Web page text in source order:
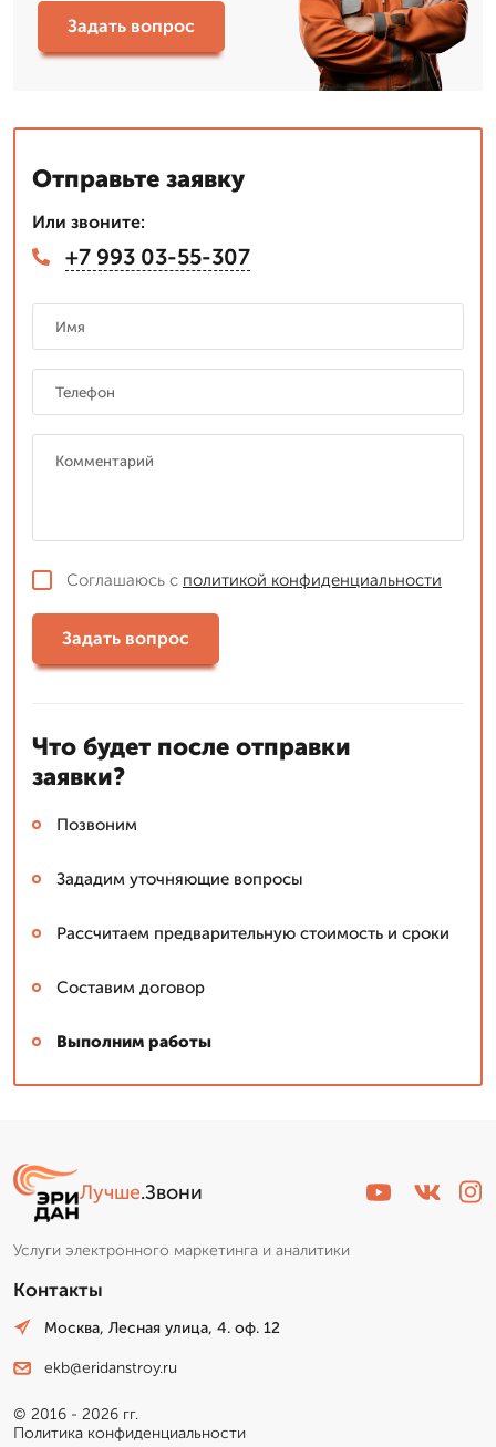
Задать вопрос
Отправьте заявку
Или звоните:
+7 993 03-55-307
Соглашаюсь с политикой конфиденциальности
Задать вопрос
Что будет после отправки
заявки?
Позвоним
Зададим уточняющие вопросы
Рассчитаем предварительную стоимость и сроки
Составим договор
Выполним работы
Лучше.Звони
Услуги электронного маркетинга и аналитики
Контакты
Москва, Лесная улица, 4. оф. 12
ekb@eridanstroy.ru
© 2016 - 2026 гг.
Политика конфиденциальности
Пишет Вам...